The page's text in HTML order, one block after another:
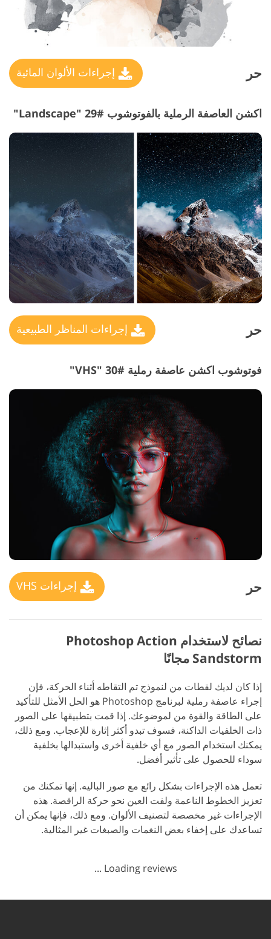
حر إجراءات الألوان المائية
اكشن العاصفة الرملية بالفوتوشوب #29 "Landscape"
حر إجراءات المناظر الطبيعية
فوتوشوب اكشن عاصفة رملية #30 "VHS"
حر إجراءات VHS
نصائح لاستخدام Photoshop Action
Sandstorm مجانًا
إذا كان لديك لقطات من لنموذج تم التقاطه أثناء الحركة، فإن
إجراء عاصفة رملية لبرنامج Photoshop هو الحل الأمثل للتأكيد
على الطاقة والقوة من لموضوعك. إذا قمت بتطبيقها على الصور
ذات الخلفيات الداكنة، فسوف تبدو أكثر إثارة للإعجاب. ومع ذلك،
يمكنك استخدام الصور مع أي خلفية أخرى واستبدالها بخلفية
سوداء للحصول على تأثير أفضل.
تعمل هذه الإجراءات بشكل رائع مع صور الباليه. إنها تمكنك من
تعزيز الخطوط الناعمة ولفت العين نحو حركة الراقصة. هذه
الإجراءات غير مخصصة لتصنيف الألوان. ومع ذلك، فإنها يمكن أن
تساعدك على إخفاء بعض النغمات والصبغات غير المثالية.
Loading reviews ...